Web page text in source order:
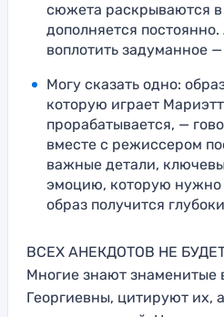
сюжета раскрываются в
дополняется
воплотить задуманное
Могу сказать одно:
которую играет
прорабатывается, —
вместе с режиссером
важные детали,
эмоцию, которую нужно
образ получится
ВСЕХ АНЕКДОТОВ НЕ
Многие знают
Георгиевны, цитируют их,